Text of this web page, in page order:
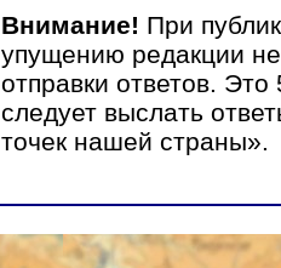
Внимание! При
упущению редакции
отправки ответов.
следует выслать
точек нашей страны».